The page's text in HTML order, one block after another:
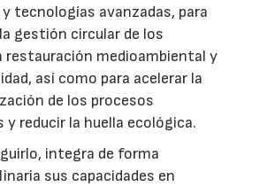
tecnologías avanzadas, para
gestión circular de los
restauración medioambiental y
así como para acelerar la
de los procesos
y reducir la huella ecológica.
integra de forma
sus capacidades en